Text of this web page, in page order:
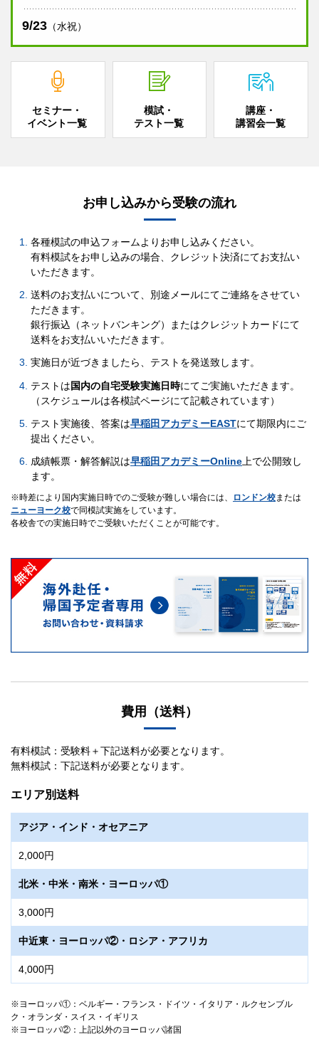
9/23 （水祝）
セミナー・
イベント一覧
模試・
テスト一覧
講座・
講習会一覧
お申し込みから受験の流れ
各種模試の申込フォームよりお申し込みください。
有料模試をお申し込みの場合、クレジット決済にてお支払い
いただきます。
送料のお支払いについて、別途メールにてご連絡をさせてい
ただきます。
銀行振込（ネットバンキング）またはクレジットカードにて
送料をお支払いいただきます。
実施日が近づきましたら、テストを発送致します。
テストは国内の自宅受験実施日時にてご実施いただきます。
（スケジュールは各模試ページにて記載されています）
テスト実施後、答案は早稲田アカデミーEASTにて期限内にご
提出ください。
成績帳票・解答解説は早稲田アカデミーOnline 上で公開致し
ます。
時差により国内実施日時でのご受験が難しい場合には、 ロンドン校または
ニューヨーク校で同模試実施をしています。
各校舎での実施日時でご受験いただくことが可能です。
費用（送料）
有料模試：受験料＋下記送料が必要となります。
無料模試：下記送料が必要となります。
エリア別送料
アジア・インド・オセアニア
2,000円
北米・中米・南米・ヨーロッパ①
3,000円
中近東・ヨーロッパ②・ロシア・アフリカ
4,000円
ヨーロッパ①：ベルギー・フランス・ドイツ・イタリア・ルクセンブル
ク・オランダ・スイス・イギリス
ヨーロッパ②：上記以外のヨーロッパ諸国